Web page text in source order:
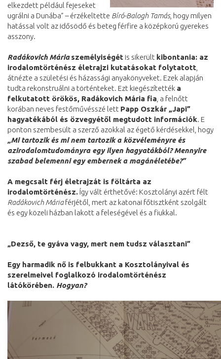
elkezdett például fejeseket
ugrálni a Dunába” – érzékeltette Bíró-Balogh Tamás, hogy milyen
hatással volt az idősödő és beteg férfire a középkorú gyerekes
asszony.
Radákovich Mária személyiségét is sikerült kibontania: az
irodalomtörténész életrajzi kutatásokat folytatott,
átnézte a születési és házassági anyakönyveket. Ezek alapján
tudta rekonstruálni a történteket. Ezt kiegészítették a
felkutatott örökös, Radákovich Mária fia, a felnőtt
korában neves festőművésszé lett Papp Oszkár „Japi”
hagyatékából és özvegyétől megtudott információk. E
ponton szembesült a szerző azokkal az égető kérdésekkel, hogy
„Mi tartozik és mi nem tartozik a közvéleményre és
azirodalomtudományra egy ilyen hagyatákból? Mennyire
szabad belemenni egy embernek a magánéletébe?”
A megcsalt férj életrajzát is föltárta az
irodalomtörténész. Így vált érthetővé: Kosztolányi azért félt
Radákovich Máriaférjétől, mert az katonai főtisztként szolgált
és egy közeli házban lakott a feleségével és a fiukkal.
„Dezső, te gyáva vagy, mert nem tudsz választani”
Egy harmadik nő is felbukkant a Kosztolányival és
szerelmeivel foglalkozó irodalomtörténész
látókörében. Hogyan?